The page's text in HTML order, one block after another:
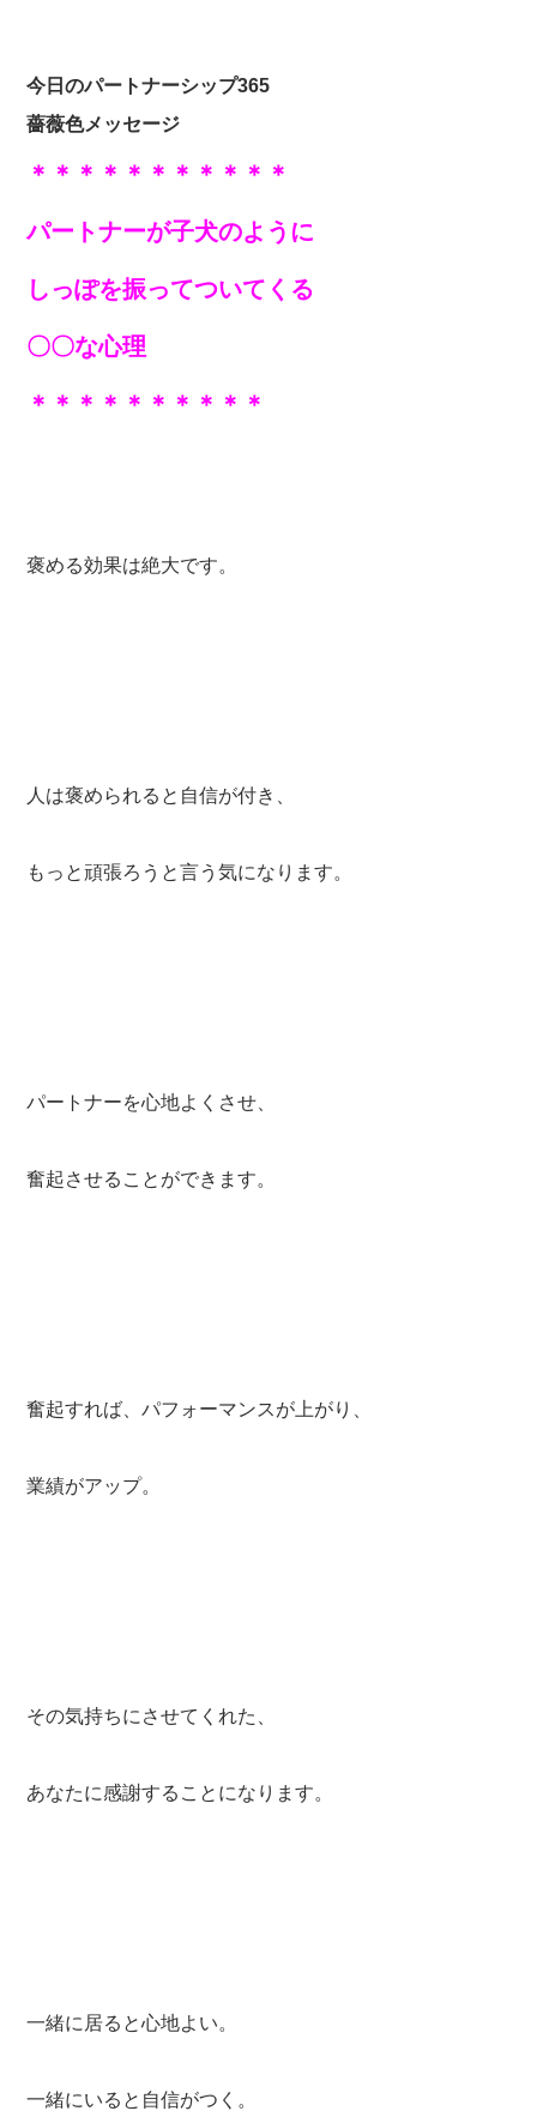
今日のパートナーシップ365
薔薇色メッセージ
＊＊＊＊＊＊＊＊＊＊＊
パートナーが子犬のように
しっぽを振ってついてくる
〇〇な心理
＊＊＊＊＊＊＊ ＊＊＊
褒める効果は絶大です。
人は褒められると自信が付き、
もっと頑張ろうと言う気になります。
パートナーを心地よくさせ、
奮起させることができます。
奮起すれば、パフォーマンスが上がり、
業績がアップ。
その気持ちにさせてくれた、
あなたに感謝することになります。
一緒に居ると心地よい。
一緒にいると自信がつく。